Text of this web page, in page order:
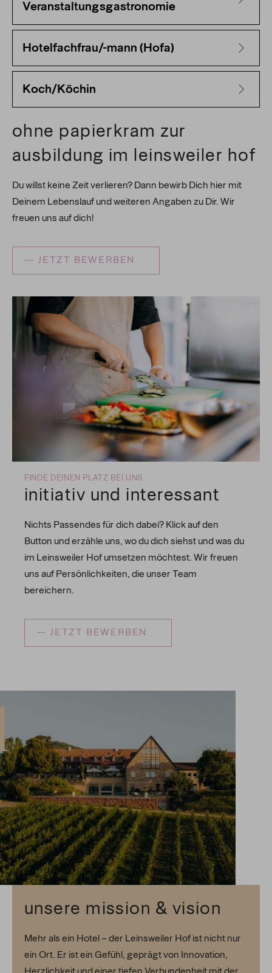
Veranstaltungsgastronomie
Service und Verkauf
Planung und Organisation von Events
Hotelfachfrau/-mann (Hofa)
Empfang und Betreuung der Gäste
Planung und Organisation von Abläufen
Koch/Köchin
Zubereitung und Anrichten von Speisen
Lebensmittelkunde und Warenwirtschaft
Hygienevorschriften und Qualitätskontrolle
Entwicklung neuer Gerichte und Menüs
ohne papierkram zur
ausbildung im leinsweiler hof
Du willst keine Zeit verlieren? Dann bewirb Dich hier mit
Deinem Lebenslauf und weiteren Angaben zu Dir. Wir
freuen uns auf dich!
JETZT BEWERBEN
FINDE DEINEN PLATZ BEI UNS
initiativ und interessant
Nichts Passendes für dich dabei? Klick auf den
Button und erzähle uns, wo du dich siehst und was du
im Leinsweiler Hof umsetzen möchtest. Wir freuen
uns auf Persönlichkeiten, die unser Team
bereichern.
JETZT BEWERBEN
unsere mission & vision
Mehr als ein Hotel – der Leinsweiler Hof ist nicht nur
ein Ort. Er ist ein Gefühl, geprägt von Innovation,